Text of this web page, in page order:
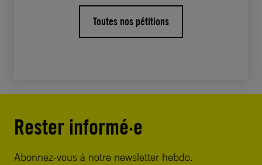
Toutes nos pétitions
Rester informé·e
Abonnez-vous à notre newsletter hebdo.